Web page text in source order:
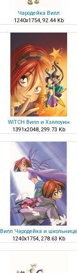
Чародейка Вилл
1240x1754, 92.44 Kb
WITCH Вилл и Хэллоуин
1391x2048, 299.73 Kb
Вилл Чародейка и школьница
1240x1754, 278.63 Kb